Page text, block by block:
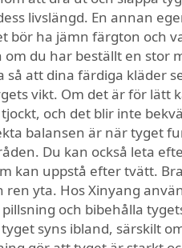
livslängd. En annan
bör ha jämn färgton och
du har beställt en stor
så att dina färdiga kläder
vikt. Om det är för lätt
och det blir inte
balansen är när tyget
Du kan också leta
kan uppstå efter tvätt.
yta. Hos Xinyang
och bibehålla
syns ibland, särskilt